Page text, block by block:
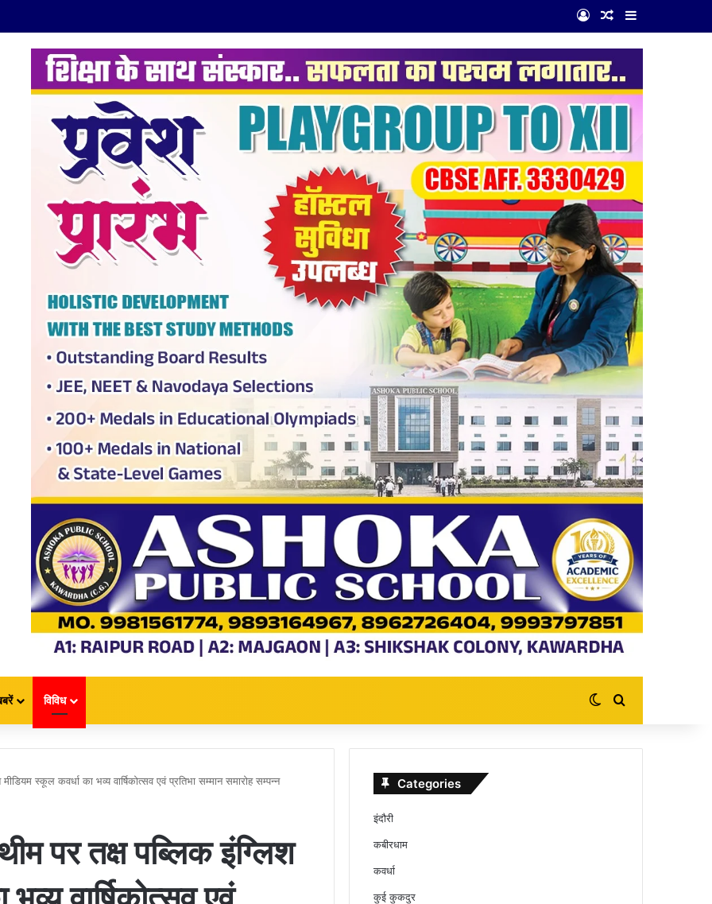
Log InRandom Article
Sidebar
विविध Switch skin
Search for
स्कूल कवर्धा का भव्य वार्षिकोत्सव एवं प्रतिभा सम्मान समारोह सम्पन्न
पर तक्ष पब्लिक इंग्लिश
Categories
इंदौरी
कबीरधाम
कवर्धा
कुई कुकदुर